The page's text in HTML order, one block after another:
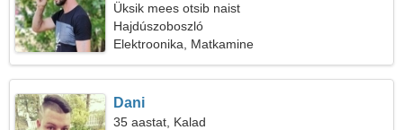
Üksik mees otsib naist
Hajdúszoboszló
Elektroonika, Matkamine
Dani
35 aastat, Kalad